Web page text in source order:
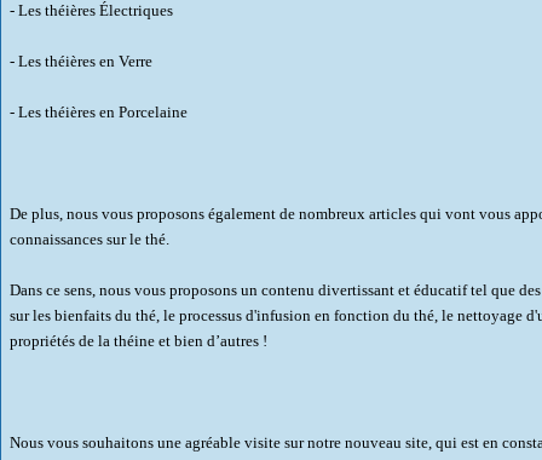
- Les théières Électriques
- Les théières en Verre
- Les théières en Porcelaine
De plus, nous vous proposons également de nombreux articles qui vont vous
connaissances sur le thé.
Dans ce sens, nous vous proposons un contenu divertissant et éducatif tel que
sur les bienfaits du thé, le processus d'infusion en fonction du thé, le nettoyage
propriétés de la théine et bien d’autres !
Nous vous souhaitons une agréable visite sur notre nouveau site, qui est en